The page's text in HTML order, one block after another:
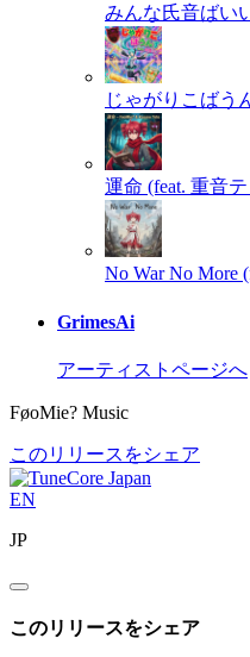
みんな氏音ばい
じゃがりこばう
運命 (feat. 重音
No War No More
GrimesAi
アーティストページへ
FøoMie? Music
このリリースをシェア
EN
JP
このリリースをシェア